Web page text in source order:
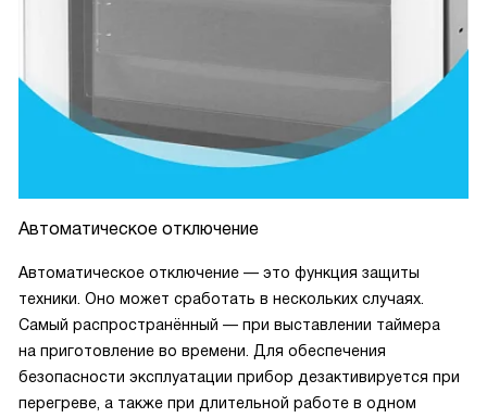
Автоматическое отключение
Автоматическое отключение — это функция защиты
техники. Оно может сработать в нескольких случаях.
Самый распространённый — при выставлении таймера
на приготовление во времени. Для обеспечения
безопасности эксплуатации прибор дезактивируется при
перегреве, а также при длительной работе в одном